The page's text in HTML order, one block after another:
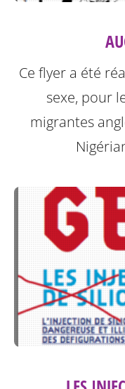
Ce flyer a été
sexe, pour
migrantes